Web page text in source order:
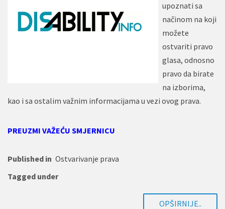
upoznati sa
načinom na koji
možete
ostvariti pravo
glasa, odnosno
pravo da birate
na izborima,
kao i sa ostalim važnim informacijama u vezi ovog prava.
PREUZMI VAŽEĆU SMJERNICU
Published in Ostvarivanje prava
Tagged under
OPŠIRNIJE..